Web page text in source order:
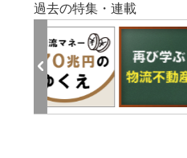
過去の特集・連載